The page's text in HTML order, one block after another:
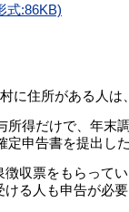
式:86KB)
に住所がある人
所得だけで、年末
定申告書を提出し
収票をもらって
る人も申告が必要